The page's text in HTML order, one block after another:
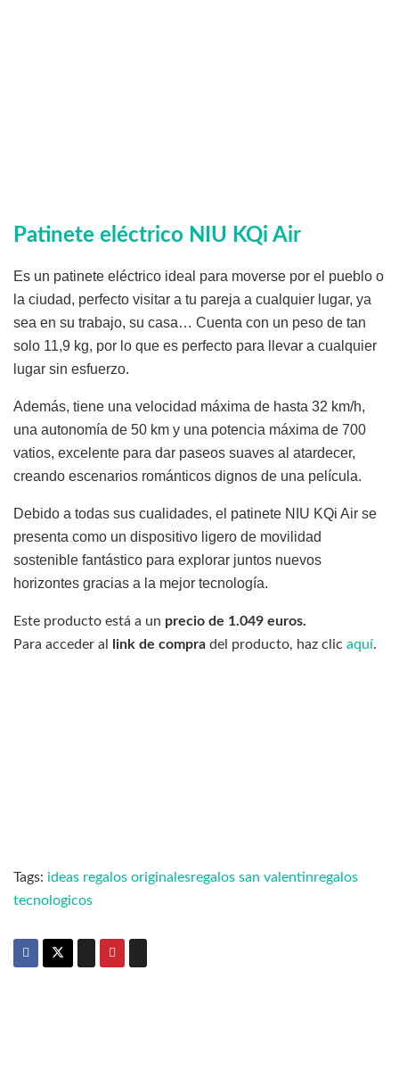
Patinete eléctrico NIU KQi Air
Es un patinete eléctrico ideal para moverse por el pueblo o
la ciudad, perfecto visitar a tu pareja a cualquier lugar, ya
sea en su trabajo, su casa… Cuenta con un peso de tan
solo 11,9 kg, por lo que es perfecto para llevar a cualquier
lugar sin esfuerzo.
Además, tiene una velocidad máxima de hasta 32 km/h,
una autonomía de 50 km y una potencia máxima de 700
vatios, excelente para dar paseos suaves al atardecer,
creando escenarios románticos dignos de una película.
Debido a todas sus cualidades, el patinete NIU KQi Air se
presenta como un dispositivo ligero de movilidad
sostenible fantástico para explorar juntos nuevos
horizontes gracias a la mejor tecnología.
Este producto está a un precio de 1.049 euros.
Para acceder al
link de compra del producto, haz clic aquí.
Tags: ideas regalos originalesregalos san valentinregalos
tecnologicos